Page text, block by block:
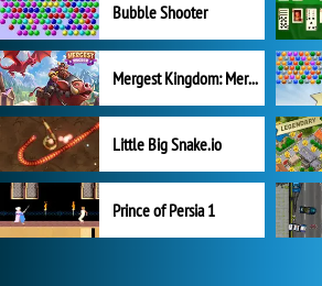
Bubble Shooter
Mergest Kingdom: Merge Puzzle
Little Big Snake.io
Prince of Persia 1